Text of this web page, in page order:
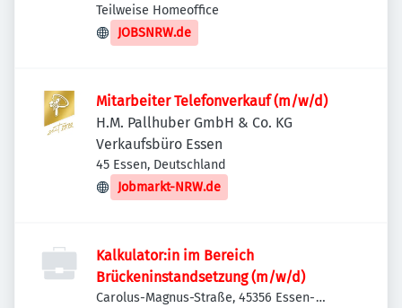
Deutschland
Teilweise Homeoffice
JOBSNRW.de
Mitarbeiter Telefonverkauf (m/w/d)
H.M. Pallhuber GmbH & Co. KG
Verkaufsbüro Essen
45 Essen, Deutschland
Jobmarkt-NRW.de
Kalkulator:in im Bereich
Brückeninstandsetzung (m/w/d)
Carolus-Magnus-Straße, 45356 Essen-